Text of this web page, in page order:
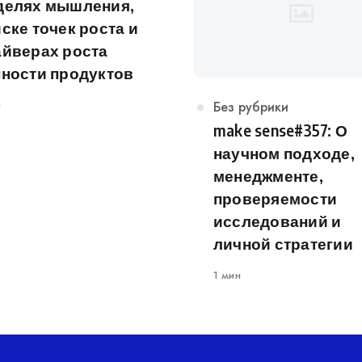
мышления,
точек роста и
роста
продуктов
Категория
Без рубрики
make sense#357: О
научном подходе,
менеджменте,
проверяемости
исследований и
личной стратегии
1 мин